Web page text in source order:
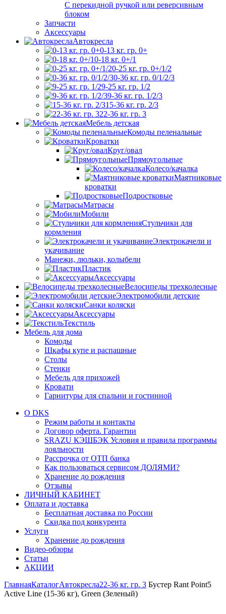
С перекидной ручкой или реверсивным
блоком
Запчасти
Аксессуары
Автокресла
0-13 кг. гр. 0+
0-18 кг. 0+/1
0-25 кг. гр. 0+/1/2
0-36 кг. гр. 0/1/2/3
9-25 кг. гр. 1/2
9-36 кг. гр. 1/2/3
15-36 кг. гр. 2/3
22-36 кг. гр. 3
Мебель детская
Комоды пеленальные
Кроватки
Круг/овал
Прямоугольные
Колесо/качалка
Маятниковые
кроватки
Подростковые
Матрасы
Мобили
Стульчики для
кормления
Электрокачели и
укачивание
Манежи, люльки, колыбели
Пластик
Аксессуары
Велосипеды трехколесные
Электромобили детские
Санки коляски
Аксессуары
Текстиль
Мебель для дома
Комоды
Шкафы купе и распашные
Столы
Стенки
Мебель для прихожей
Кровати
Гарнитуры для спальни и гостинной
О DKS
Режим работы и контакты
Договор оферта. Гарантии
SRAZU КЭШБЭК Условия и правила программы
лояльности
Рассрочка от ОТП банка
Как пользоваться сервисом ДОЛЯМИ?
Хранение до рождения
Отзывы
ЛИЧНЫЙ КАБИНЕТ
Оплата и доставка
Бесплатная доставка по России
Скидка под конкурента
Услуги
Хранение до рождения
Видео-обзоры
Статьи
АКЦИИ
ГлавнаяКаталогАвтокресла22-36 кг. гр. 3 Бустер Rant Point5
Active Line (15-36 кг), Green (Зеленый)